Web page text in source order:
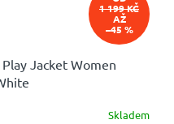
1 199 KČ
AŽ
–45 %
Jacket Women
Skladem